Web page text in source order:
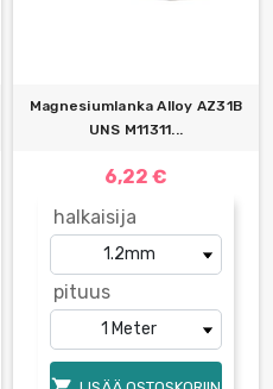
Magnesiumlanka Alloy AZ31B
UNS M11311...
6,22 €
halkaisija
pituus